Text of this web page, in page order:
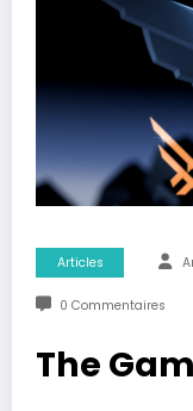
Articles
0 Commentaires
The